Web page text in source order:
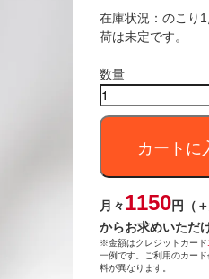
在庫状況：のこり
荷は未定です。
数量
カートに
月々1150円（
からお求めいただ
※金額はクレジットカード
一例です。ご利用のカー
料が異なります。